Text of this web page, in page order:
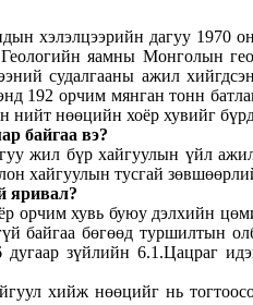
хэлэлцээрийн дагуу 1970
яамны Монголын
судалгааны ажил
192 орчим мянган тонн
нийт нөөцийн хоёр хувийг
байгаа вэ?
жил бүр хайгуулын үйл
хайгуулын тусгай
яривал?
хувь буюу дэлхийн
байгаа бөгөөд туршилтын
зүйлийн 6.1.Цацраг
хийж нөөцийг нь